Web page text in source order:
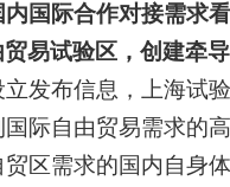
国际合作对接需求
贸易试验区，创建牵
发布信息，上海试
际自由贸易需求的
区需求的国内自身